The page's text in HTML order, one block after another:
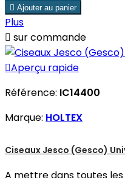
 Ajouter au panier
Plus
 sur commande
Aperçu rapide
Référence: IC14400
Marque: HOLTEX
Ciseaux Jesco (Gesco)